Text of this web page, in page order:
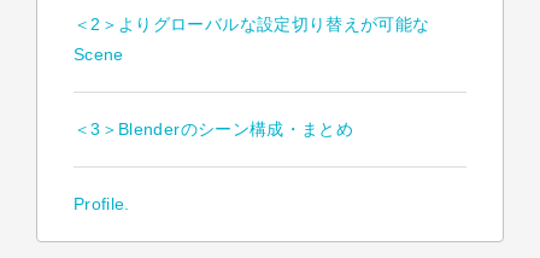
＜2＞よりグローバルな設定切り替えが可能な
Scene
＜3＞Blenderのシーン構成・まとめ
Profile.